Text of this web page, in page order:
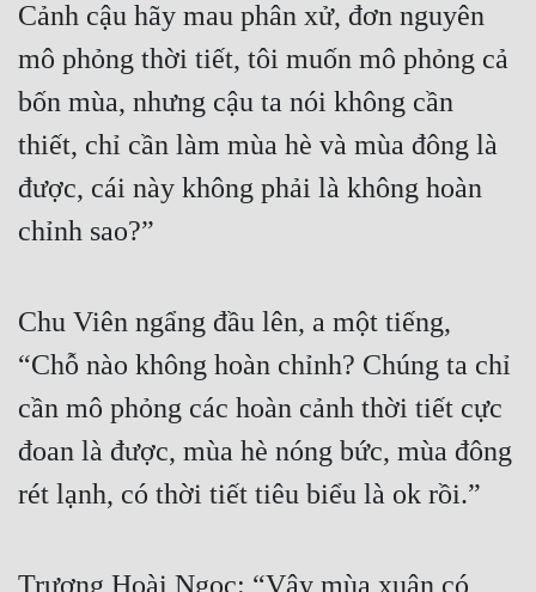
Đẹp Hiệp
Tính Cách Nhân Vật :
Điềm Đạm
Cảnh cậu hãy mau phân xử, đơn nguyên
mô phỏng thời tiết, tôi muốn mô phỏng cả
bốn mùa, nhưng cậu ta nói không cần
thiết, chỉ cần làm mùa hè và mùa đông là
được, cái này không phải là không hoàn
chỉnh sao?”
Chu Viên ngẩng đầu lên, a một tiếng,
“Chỗ nào không hoàn chỉnh? Chúng ta chỉ
cần mô phỏng các hoàn cảnh thời tiết cực
đoan là được, mùa hè nóng bức, mùa đông
rét lạnh, có thời tiết tiêu biểu là ok rồi.”
Trương Hoài Ngọc: “Vậy mùa xuân có